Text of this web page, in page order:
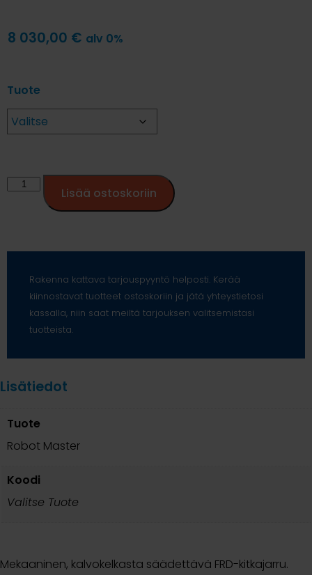
8 030,00 € alv 0%
Tuote
Lisää ostoskoriin
Rakenna kattava tarjouspyyntö helposti. Kerää
kiinnostavat tuotteet ostoskoriin ja jätä yhteystietosi
kassalla, niin saat meiltä tarjouksen valitsemistasi
tuotteista.
Lisätiedot
Tuote
Robot Master
Koodi
Valitse Tuote
Mekaaninen, kalvokelkasta säädettävä FRD-kitkajarru.